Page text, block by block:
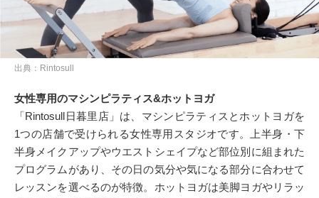
出典：Rintosull
女性専用のマシンピラティス&ホットヨガ
「Rintosull日暮里店」は、マシンピラティスとホットヨガを
1つの店舗で受けられる女性専用スタジオです。上半身・下
半身メイクアップやウエストシェイプなど部位別に組まれた
プログラムがあり、その日の気分や気になる部分に合わせて
レッスンを選べるのが特徴。ホットヨガは美脚ヨガやリラッ